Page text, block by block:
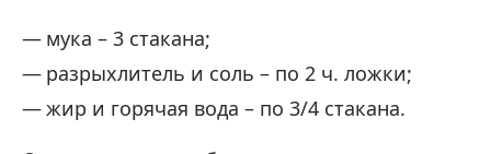
мука – 3 стакана;
разрыхлитель и соль – по 2 ч. ложки;
жир и горячая вода – по 3/4 стакана.